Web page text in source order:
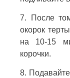
7. После
окорок
на 10-15
корочки.
8.